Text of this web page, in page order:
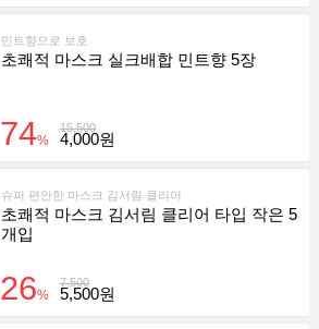
민트향으로 보호
초쾌적 마스크 실크배합 민트향 5장
15,500
74% 4,000원
슈퍼 편안한 마스크 김서림 클리어
초쾌적 마스크 김서림 클리어 타입 작은 5
개입
7,500
26% 5,500원